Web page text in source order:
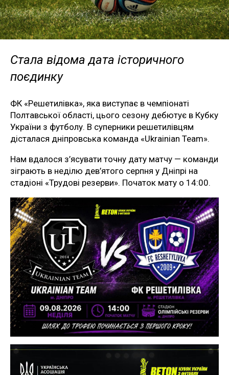
Стала відома дата історичного
поєдинку
ФК «Решетилівка», яка виступає в чемпіонаті
Полтавської області, цього сезону дебютує в Кубку
України з футболу. В суперники решетилівцям
дісталася дніпровська команда «Ukrainian Team».
Нам вдалося з’ясувати точну дату матчу — команди
зіграють в неділю дев’ятого серпня у Дніпрі на
стадіоні «Трудові резерви». Початок мату о 14:00.